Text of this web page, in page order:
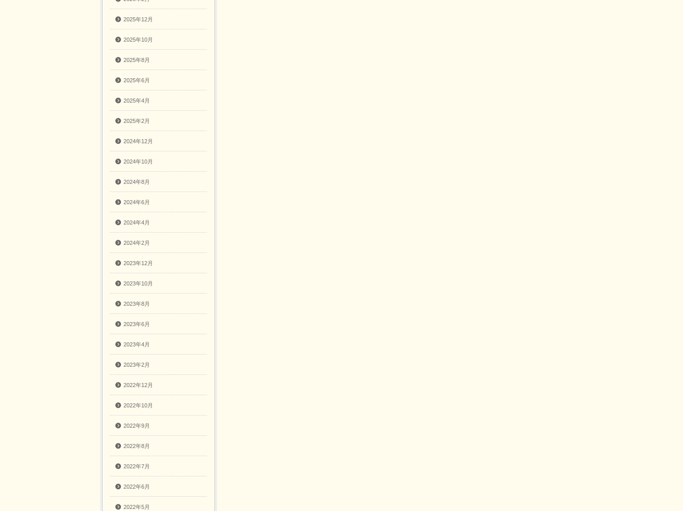
2025年12月
2025年10月
2025年8月
2025年6月
2025年4月
2025年2月
2024年12月
2024年10月
2024年8月
2024年6月
2024年4月
2024年2月
2023年12月
2023年10月
2023年8月
2023年6月
2023年4月
2023年2月
2022年12月
2022年10月
2022年9月
2022年8月
2022年7月
2022年6月
2022年5月